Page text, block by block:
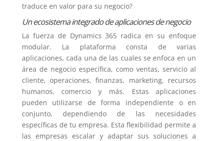
traduce en valor para su negocio?
Un ecosistema integrado de aplicaciones de negocio
La fuerza de Dynamics 365 radica en su enfoque
modular. La plataforma consta de varias
aplicaciones, cada una de las cuales se enfoca en un
área de negocio específica, como ventas, servicio al
cliente, operaciones, finanzas, marketing, recursos
humanos, comercio y más. Estas aplicaciones
pueden utilizarse de forma independiente o en
conjunto, dependiendo de las necesidades
específicas de tu empresa. Esta flexibilidad permite a
las empresas escalar y adaptar sus soluciones a